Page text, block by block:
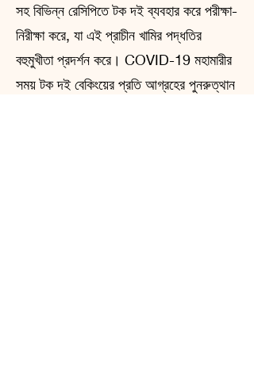
সহ বিভিন্ন রেসিপিতে টক দই ব্যবহার করে পরীক্ষা-
নিরীক্ষা করে, যা এই প্রাচীন খামির পদ্ধতির
বহুমুখীতা প্রদর্শন করে। COVID-19 মহামারীর
সময় টক দই বেকিংয়ের প্রতি আগ্রহের পুনরুত্থান